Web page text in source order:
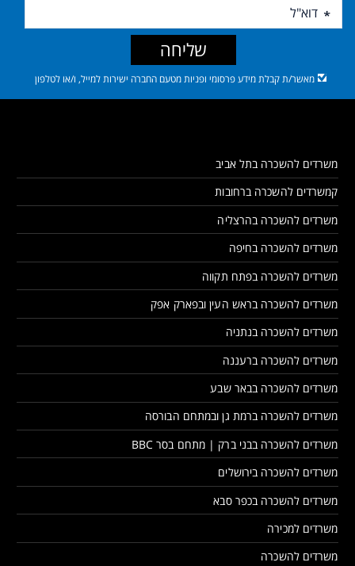
מאשר/ת קבלת מידע פרסומי ופניות מטעם החברה ישירות למייל, ו/או לטלפון
שליחה
משרדים להשכרה בתל אביב
קמשרדים להשכרה ברחובות
משרדים להשכרה בהרצליה
משרדים להשכרה בחיפה
משרדים להשכרה בפתח תקווה
משרדים להשכרה בראש העין ובפארק אפק
משרדים להשכרה בנתניה
משרדים להשכרה ברעננה
משרדים להשכרה בבאר שבע
משרדים להשכרה ברמת גן ובמתחם הבורסה
משרדים להשכרה בבני ברק | מתחם בסר BBC
משרדים להשכרה בירושלים
משרדים להשכרה בכפר סבא
משרדים למכירה
משרדים להשכרה